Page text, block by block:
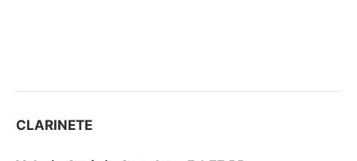
CLARINETE